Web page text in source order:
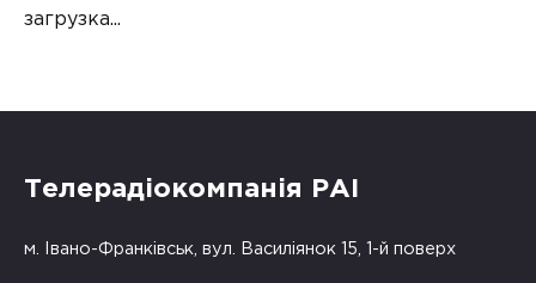
загрузка...
Телерадіокомпанія РАІ
м. Івано-Франківськ, вул. Василіянок 15, 1-й поверх